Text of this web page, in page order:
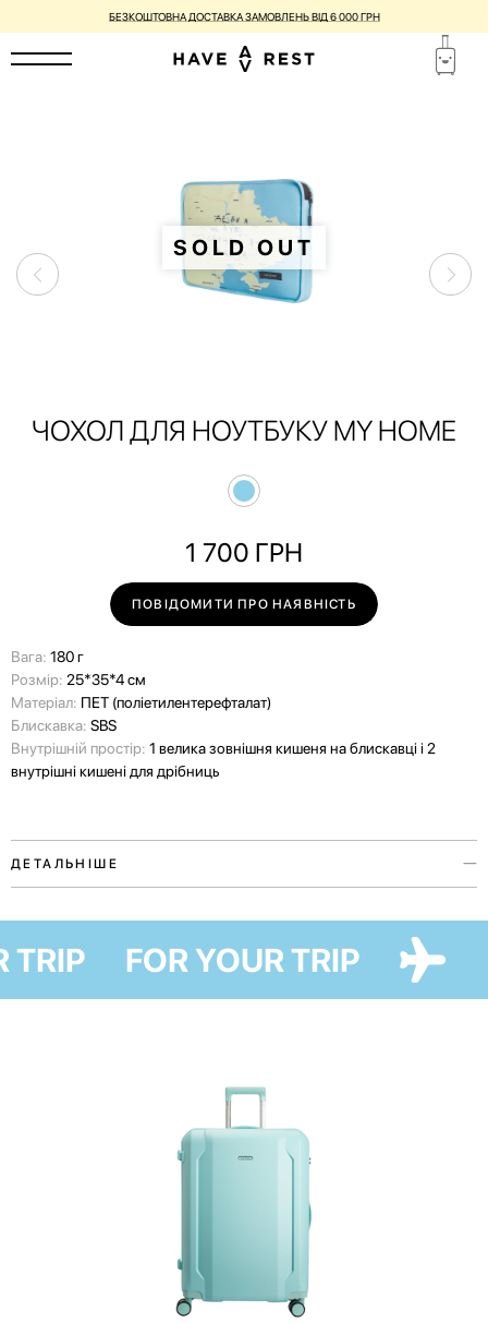
БЕЗКОШТОВНА ДОСТАВКА ЗАМОВЛЕНЬ ВІД 6 000 ГРН
SOLD OUT
ЧОХОЛ ДЛЯ НОУТБУКУ MY HOME
1 700 ГРН
ПОВІДОМИТИ ПРО НАЯВНІСТЬ
Вага: 180 г
Розмір: 25*35*4 см
Матеріал: ПЕТ (поліетилентерефталат)
Блискавка: SBS
Внутрішній простір: 1 велика зовнішня кишеня на блискавці і 2
внутрішні кишені для дрібниць
ДЕТАЛЬНІШЕ
особливою завдяки своєму меседжу любові до України.
Аксесуар допоможе захистити ваш ноутбук від зовнішніх
Одна велика зовнішня кишеня ідеально підійде для зберігання
аксесуарів до вашого девайсу, а 2 внутрішні кишені стануть у нагоді
для безлічі дрібниць. Радимо перевіряти відповідність розмірів
вашого ноутбуку та чохлу перед замовленням.
TRIP FOR YOUR TRIP